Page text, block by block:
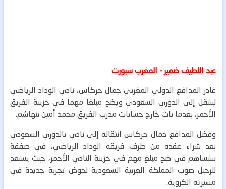
عبد اللطيف ضمير - المغرب سبورت
غادر المدافع الدولي المغربي جمال حركاس، نادي الوداد الرياضي
لينتقل إلى الدوري السعودي ويضخ مبلغا مهما في خزينة الفريق
الأحمر، بعدما بات خارج حسابات مدرب الفريق محمد أمين بنهاشم.
وفضل المدافع جمال حركاس انتقاله إلى نادي بالدوري السعودي
بعد شراء عقده من طرف فريقه الوداد الرياضي، في صفقة
ستساهم في ضخ مبلغ مهم في خزينة النادي الأحمر، حيث يستعد
للرحيل صوب المملكة العربية السعودية لخوض تجربة جديدة في
مسيرته الكروية.